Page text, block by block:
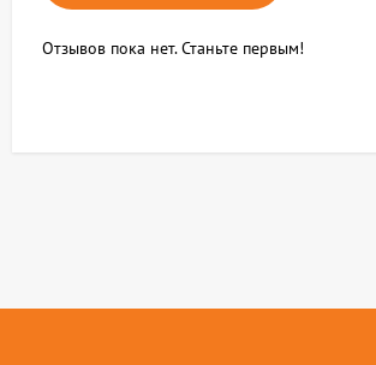
Отзывов пока нет. Станьте первым!